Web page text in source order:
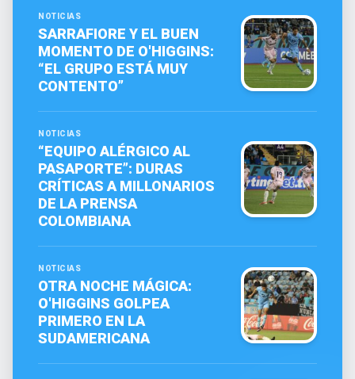
NOTICIAS
SARRAFIORE Y EL BUEN
MOMENTO DE O'HIGGINS:
“EL GRUPO ESTÁ MUY
CONTENTO”
NOTICIAS
“EQUIPO ALÉRGICO AL
PASAPORTE”: DURAS
CRÍTICAS A MILLONARIOS
DE LA PRENSA
COLOMBIANA
NOTICIAS
OTRA NOCHE MÁGICA:
O'HIGGINS GOLPEA
PRIMERO EN LA
SUDAMERICANA